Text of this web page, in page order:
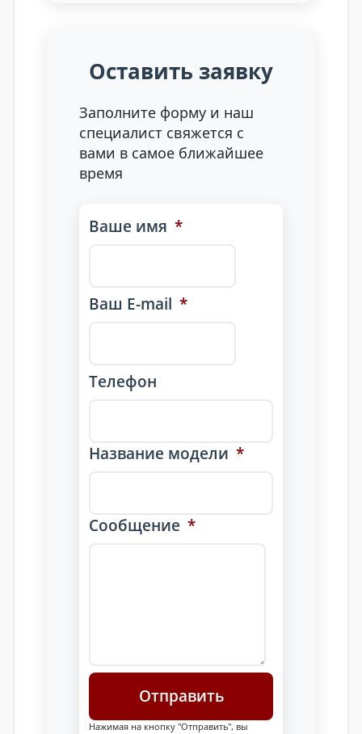
Оставить заявку
Заполните форму и наш
специалист свяжется с
вами в самое ближайшее
время
Ваше имя *
Ваш E-mail *
Телефон
Название модели *
Сообщение *
Нажимая на кнопку "Отправить", вы